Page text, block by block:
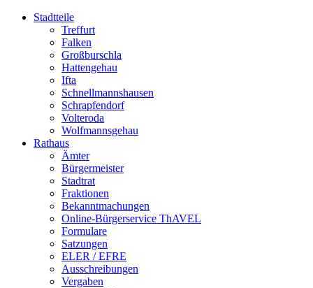
Stadtteile
Treffurt
Falken
Großburschla
Hattengehau
Ifta
Schnellmannshausen
Schrapfendorf
Volteroda
Wolfmannsgehau
Rathaus
Ämter
Bürgermeister
Stadtrat
Fraktionen
Bekanntmachungen
Online-Bürgerservice ThAVEL
Formulare
Satzungen
ELER / EFRE
Ausschreibungen
Vergaben